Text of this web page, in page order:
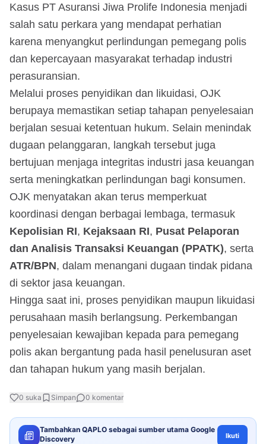
Kasus PT Asuransi Jiwa Prolife Indonesia menjadi
salah satu perkara yang mendapat perhatian
karena menyangkut perlindungan pemegang polis
dan kepercayaan masyarakat terhadap industri
perasuransian.
Melalui proses penyidikan dan likuidasi, OJK
berupaya memastikan setiap tahapan penyelesaian
berjalan sesuai ketentuan hukum. Selain menindak
dugaan pelanggaran, langkah tersebut juga
bertujuan menjaga integritas industri jasa keuangan
serta meningkatkan perlindungan bagi konsumen.
OJK menyatakan akan terus memperkuat
koordinasi dengan berbagai lembaga, termasuk
Kepolisian RI, Kejaksaan RI, Pusat Pelaporan
dan Analisis Transaksi Keuangan (PPATK), serta
ATR/BPN, dalam menangani dugaan tindak pidana
di sektor jasa keuangan.
Hingga saat ini, proses penyidikan maupun likuidasi
perusahaan masih berlangsung. Perkembangan
penyelesaian kewajiban kepada para pemegang
polis akan bergantung pada hasil penelusuran aset
dan tahapan hukum yang masih berjalan.
0 suka Simpan 0 komentar
Tambahkan QAPLO sebagai sumber utama Google
Discovery
Ikuti